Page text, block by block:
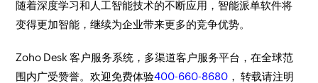
随着深度学习和人工智能技术的不断应用，智能派单软件将
变得更加智能，继续为企业带来更多的竞争优势。
Zoho Desk 客户服务系统，多渠道客户服务平台，在全球范
围内广受赞誉。欢迎免费体验400-660-8680 ， 转载请注明